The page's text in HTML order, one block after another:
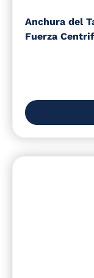
Anchura del
Fuerza